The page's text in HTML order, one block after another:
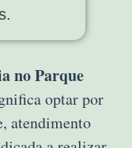
no Parque
optar por
atendimento